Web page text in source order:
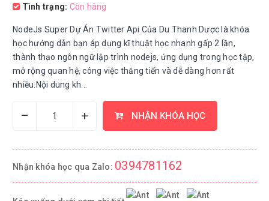
Tình trạng: Còn hàng
NodeJs Super Dự Án Twitter Api Của Du Thanh Dược là khóa
học hướng dẫn bạn áp dụng kĩ thuật học nhanh gấp 2 lần,
thành thạo ngôn ngữ lập trình nodejs, ứng dụng trong học tập,
mở rộng quan hệ, công việc thăng tiến và dễ dàng hơn rất
nhiều.Nội dung kh...
– + NHẬN KHÓA HỌC
Nhận khóa học qua Zalo: 0394781162